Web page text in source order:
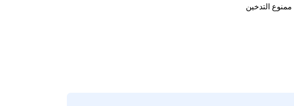
ممنوع التدخين